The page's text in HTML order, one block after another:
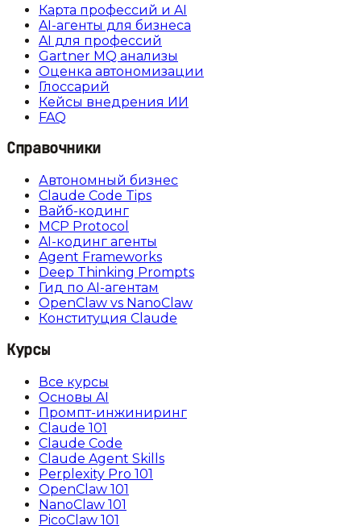
Карта профессий и AI
AI-агенты для бизнеса
AI для профессий
Gartner MQ анализы
Оценка автономизации
Глоссарий
Кейсы внедрения ИИ
FAQ
Справочники
Автономный бизнес
Claude Code Tips
Вайб-кодинг
MCP Protocol
AI-кодинг агенты
Agent Frameworks
Deep Thinking Prompts
Гид по AI-агентам
OpenClaw vs NanoClaw
Конституция Claude
Курсы
Все курсы
Основы AI
Промпт-инжиниринг
Claude 101
Claude Code
Claude Agent Skills
Perplexity Pro 101
OpenClaw 101
NanoClaw 101
PicoClaw 101